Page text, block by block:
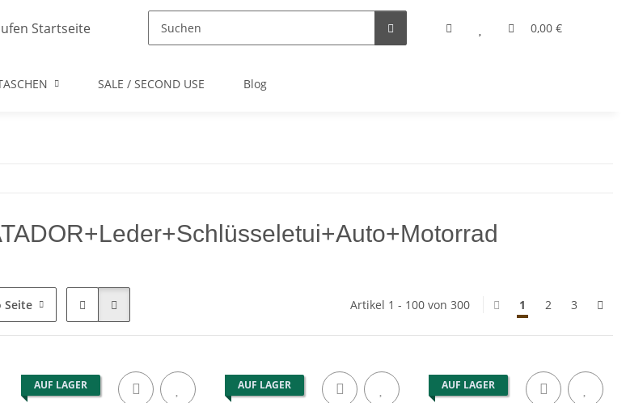
0,00 €
SALE / SECOND USE Blog
Seite Artikel 1 - 100 von 300 1 2 3
AUF LAGER AUF LAGER AUF LAGER